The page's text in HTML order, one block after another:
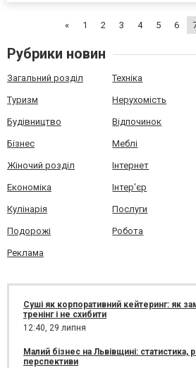
«
1 2 3 4 5 6
Рубрики новин
Загальний розділ Техніка
Туризм Нерухомість
Будівництво Відпочинок
Бізнес Меблі
Жіночий розділ Інтернет
Економіка Інтер'єр
Кулінарія Послуги
Подорожі Робота
Реклама
Суші як корпоративний кейтеринг: як
тренінг і не схибити
12:40, 29 липня
Малий бізнес на Львівщині: статистика,
перспективи